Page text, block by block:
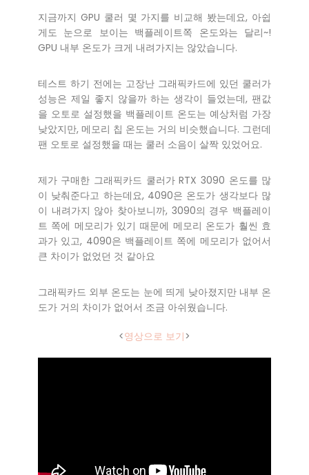
지금까지 GPU 쿨러 몇 가지를 비교해 봤는데요, 아쉽
게도 눈으로 보이는 백플레이트쪽 온도와는 달리~!
GPU 내부 온도가 크게 내려가지는 않았습니다.
테스트 하기 전에는 고장난 그래픽카드에 있던 쿨러가
성능은 제일 좋지 않을까 하는 생각이 들었는데, 팬값
을 오토로 설정했을 백플레이트 온도는 예상처럼 가장
낮았지만, 메모리 칩 온도는 거의 비슷했습니다. 그런데
팬 오토로 설정했을 때는 쿨러 소음이 살짝 있었어요.
제가 구매한 그래픽카드 쿨러가 RTX 3090 온도를 많
이 낮춰준다고 하는데요, 4090은 온도가 생각보다 많
이 내려가지 않아 찾아보니까, 3090의 경우 백플레이
트 쪽에 메모리가 있기 때문에 메모리 온도가 훨씬 효
과가 있고, 4090은 백플레이트 쪽에 메모리가 없어서
큰 차이가 없었던 것 같아요
그래픽카드 외부 온도는 눈에 띄게 낮아졌지만 내부 온
도가 거의 차이가 없어서 조금 아쉬웠습니다.
<영상으로 보기>